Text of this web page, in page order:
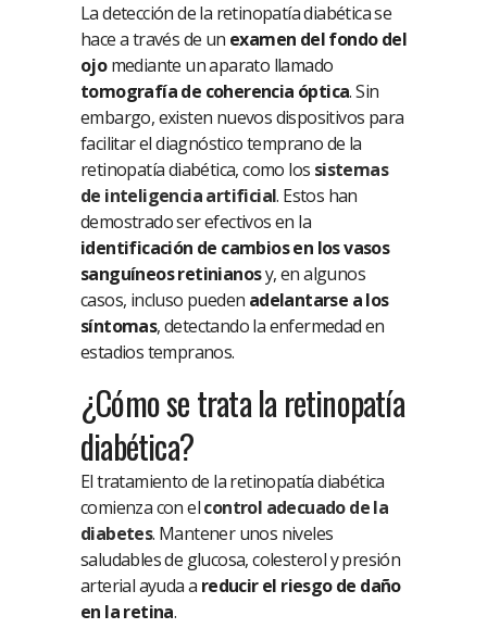
La detección de la retinopatía diabética se
hace a través de un examen del fondo del
ojomediante un aparato llamado
tomografía de coherencia óptica. Sin
embargo, existen nuevos dispositivos para
facilitar el diagnóstico temprano de la
retinopatía diabética, como los sistemas
de inteligencia artificial. Estos han
demostrado ser efectivos en la
identificación de cambios en los vasos
sanguíneos retinianosy, en algunos
casos, incluso pueden adelantarse a los
síntomas, detectando la enfermedad en
estadios tempranos.
¿Cómo se trata la retinopatía
diabética?
El tratamiento de la retinopatía diabética
comienza con elcontrol adecuado de la
diabetes. Mantener unos niveles
saludables de glucosa, colesterol y presión
arterial ayuda a reducir el riesgo de daño
en la retina.